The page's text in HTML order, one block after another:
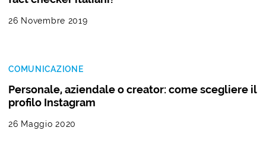
26 Novembre 2019
COMUNICAZIONE
Personale, aziendale o creator: come scegliere il
profilo Instagram
26 Maggio 2020